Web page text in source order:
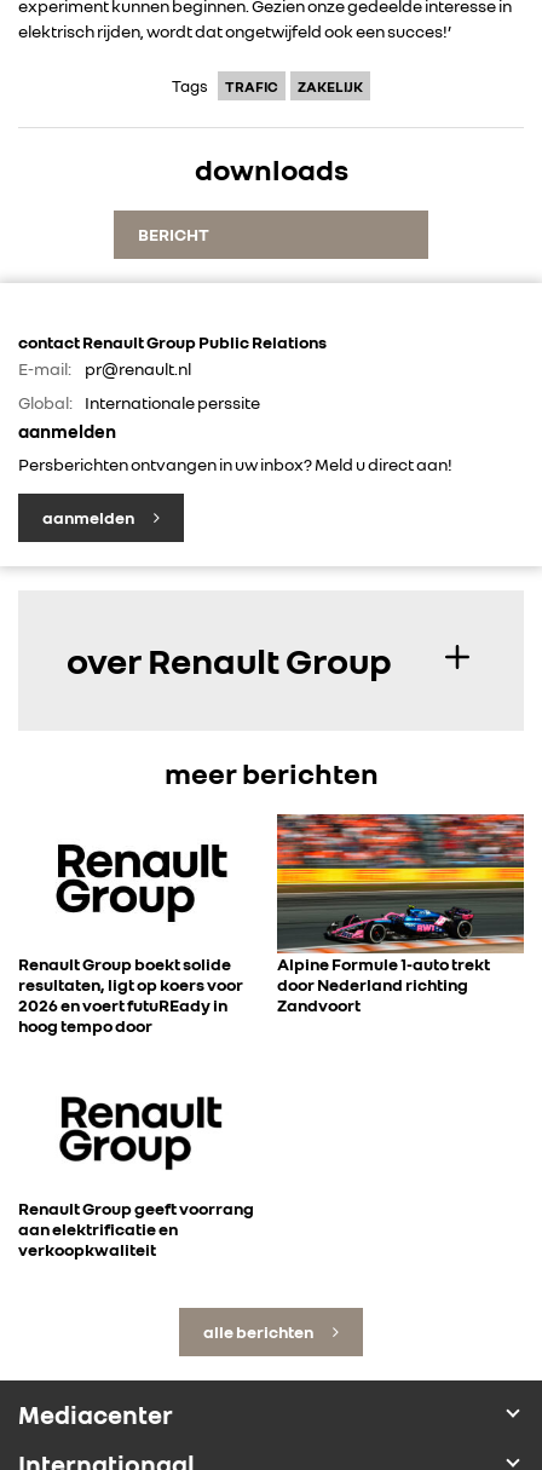
experiment kunnen beginnen. Gezien onze gedeelde interesse in
elektrisch rijden, wordt dat ongetwijfeld ook een succes!’
Tags TRAFIC ZAKELIJK
downloads
BERICHT
contact Renault Group Public Relations
E-mail:
pr@renault.nl
Global:
Internationale perssite
aanmelden
Persberichten ontvangen in uw inbox? Meld u direct aan!
aanmelden
over Renault Group
meer berichten
Renault Group boekt solide
resultaten, ligt op koers voor
2026 en voert futuREady in
hoog tempo door
Alpine Formule 1-auto trekt
door Nederland richting
Zandvoort
Renault Group geeft voorrang
aan elektrificatie en
verkoopkwaliteit
alle berichten
Mediacenter